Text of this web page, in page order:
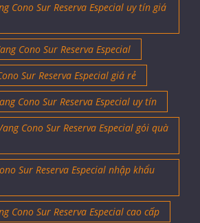
Cono Sur Reserva Especial uy tín giá
Cono Sur Reserva Especial
Sur Reserva Especial giá rẻ
Cono Sur Reserva Especial uy tín
Cono Sur Reserva Especial gói quà
Sur Reserva Especial nhập khẩu
Cono Sur Reserva Especial cao cấp